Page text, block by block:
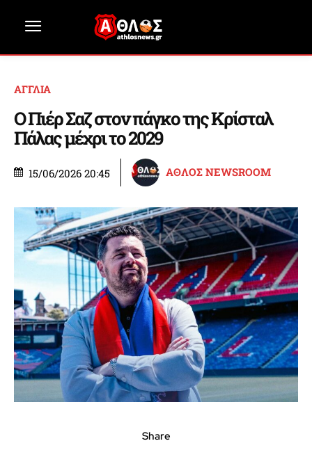
ΑΓΓΛΙΑ
Ο Πιέρ Σαζ στον πάγκο της Κρίσταλ
Πάλας μέχρι το 2029
15/06/2026 20:45 ΑΘΛΟΣ NEWSROOM
Share